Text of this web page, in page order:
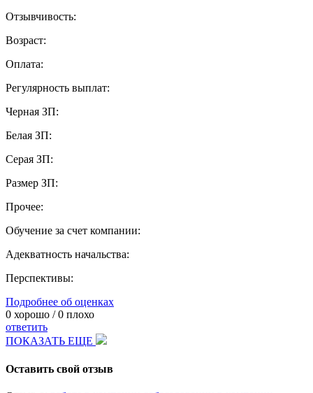
Отзывчивость:
Возраст:
Оплата:
Регулярность выплат:
Черная ЗП:
Белая ЗП:
Серая ЗП:
Размер ЗП:
Прочее:
Обучение за счет компании:
Адекватность начальства:
Перспективы:
Подробнее об оценках
0 хорошо /0 плохо
ответить
ПОКАЗАТЬ ЕЩЕ
Оставить свой отзыв